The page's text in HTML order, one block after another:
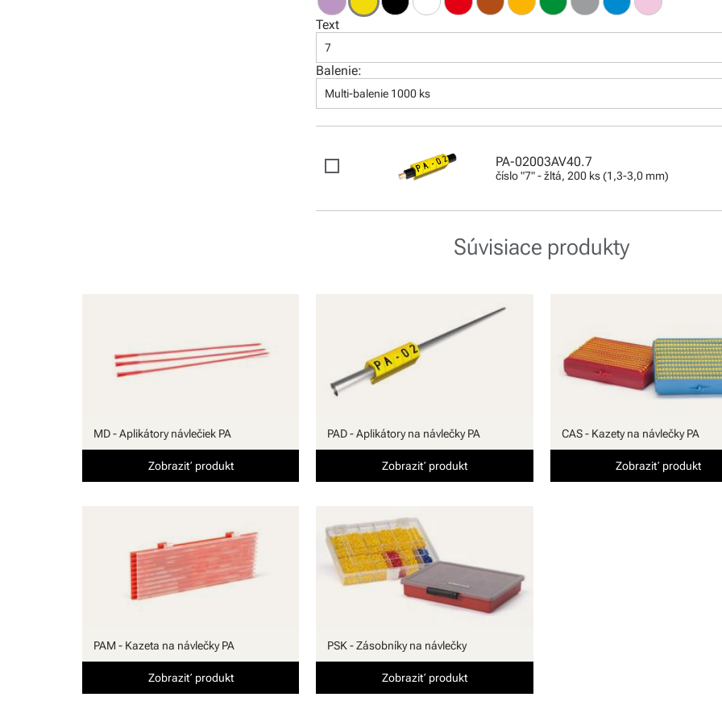
Text
7
Balenie:
Multi-balenie 1000 ks
PA-02003AV40.7
číslo "7" - žltá, 200 ks (1,3-3,0 mm)
Súvisiace produkty
MD - Aplikátory návlečiek PA
Zobraziť produkt
PAD - Aplikátory na návlečky PA
Zobraziť produkt
CAS - Kazety na návlečky PA
Zobraziť produkt
PAM - Kazeta na návlečky PA
Zobraziť produkt
PSK - Zásobníky na návlečky
Zobraziť produkt